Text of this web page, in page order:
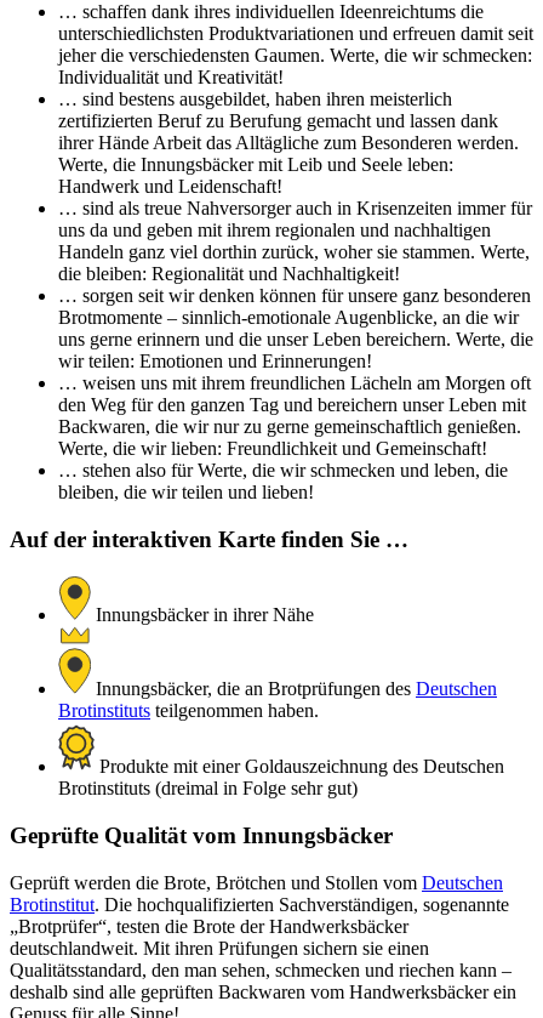
… schaffen dank ihres individuellen Ideenreichtums die
unterschiedlichsten Produktvariationen und erfreuen damit seit
jeher die verschiedensten Gaumen. Werte, die wir schmecken:
Individualität und Kreativität!
… sind bestens ausgebildet, haben ihren meisterlich
zertifizierten Beruf zu Berufung gemacht und lassen dank
ihrer Hände Arbeit das Alltägliche zum Besonderen werden.
Werte, die Innungsbäcker mit Leib und Seele leben:
Handwerk und Leidenschaft!
… sind als treue Nahversorger auch in Krisenzeiten immer für
uns da und geben mit ihrem regionalen und nachhaltigen
Handeln ganz viel dorthin zurück, woher sie stammen. Werte,
die bleiben: Regionalität und Nachhaltigkeit!
… sorgen seit wir denken können für unsere ganz besonderen
Brotmomente – sinnlich-emotionale Augenblicke, an die wir
uns gerne erinnern und die unser Leben bereichern. Werte, die
wir teilen: Emotionen und Erinnerungen!
… weisen uns mit ihrem freundlichen Lächeln am Morgen oft
den Weg für den ganzen Tag und bereichern unser Leben mit
Backwaren, die wir nur zu gerne gemeinschaftlich genießen.
Werte, die wir lieben: Freundlichkeit und Gemeinschaft!
… stehen also für Werte, die wir schmecken und leben, die
bleiben, die wir teilen und lieben!
Auf der interaktiven Karte finden Sie …
Innungsbäcker in ihrer Nähe
Innungsbäcker, die an Brotprüfungen des Deutschen
Brotinstituts teilgenommen haben.
Produkte mit einer Goldauszeichnung des Deutschen
Brotinstituts (dreimal in Folge sehr gut)
Geprüfte Qualität vom Innungsbäcker
Geprüft werden die Brote, Brötchen und Stollen vom Deutschen
Brotinstitut. Die hochqualifizierten Sachverständigen, sogenannte
„Brotprüfer“, testen die Brote der Handwerksbäcker
deutschlandweit. Mit ihren Prüfungen sichern sie einen
Qualitätsstandard, den man sehen, schmecken und riechen kann –
deshalb sind alle geprüften Backwaren vom Handwerksbäcker ein
Genuss für alle Sinne!